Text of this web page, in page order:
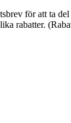
för att ta del
rabatter.